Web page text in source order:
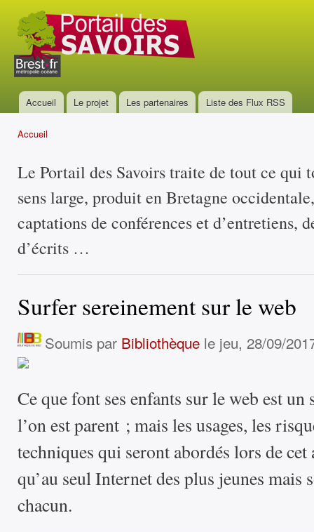
Portail
des
savoirs
Menu principal
Accueil Le projet Les partenaires Liste des Flux RSS
Accueil
Le Portail des Savoirs traite de tout ce qui
sens large, produit en Bretagne
captations de conférences et d’entretiens,
d’écrits …
Surfer sereinement sur le web
Soumis par Bibliothèquele jeu, 28/09/
Ce que font ses enfants sur le web est
l’on est parent ; mais les usages, les
techniques qui seront abordés lors de cet
qu’au seul Internet des plus jeunes mais
chacun.